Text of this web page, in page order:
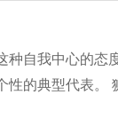
自我中心的态
的典型代表。